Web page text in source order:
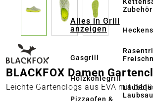
Alles in Grill
anzeigen
Gasgrill
Holzkohlegrill
Pizzaofen &
Zubehör
BLACKFOX Damen
Leichte Gartenclogs aus EVA mit